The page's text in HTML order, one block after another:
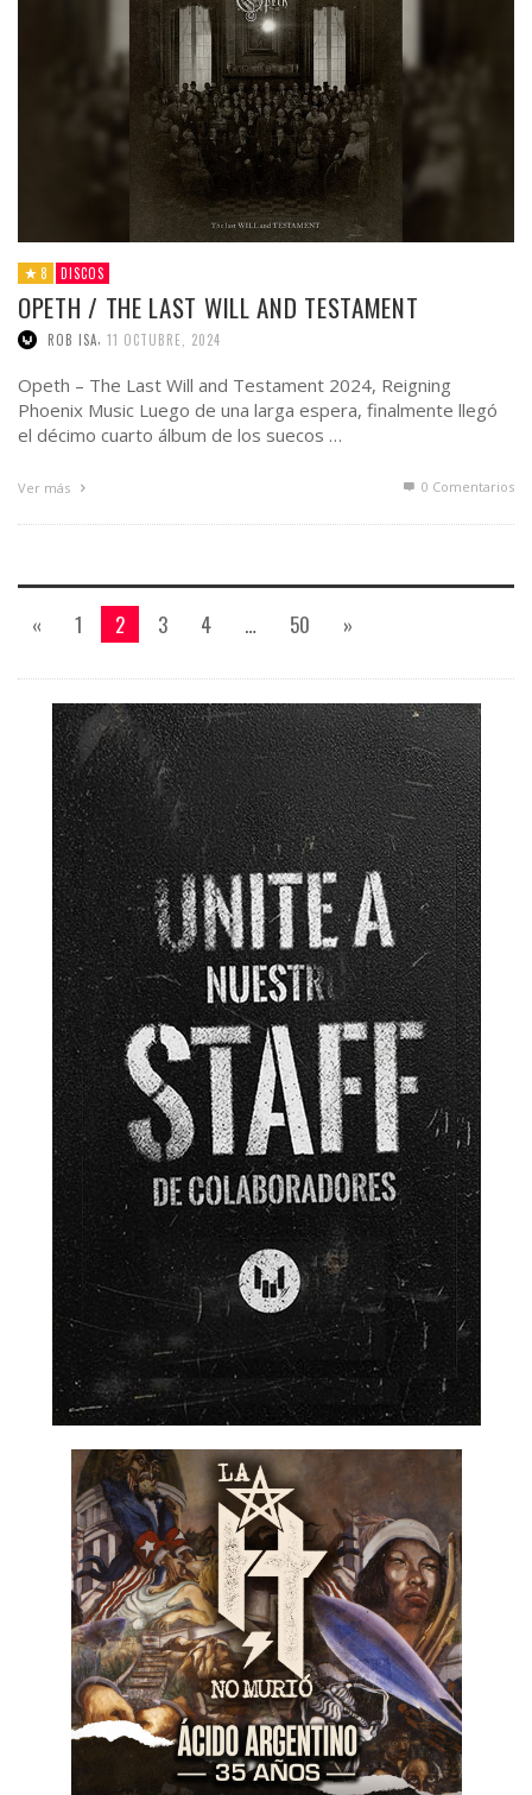
8 DISCOS
OPETH / THE LAST WILL AND TESTAMENT
ROB ISA 11 OCTUBRE, 2024
Opeth – The Last Will and Testament 2024, Reigning
Phoenix Music Luego de una larga espera, finalmente llegó
el décimo cuarto álbum de los suecos …
Ver más 0 Comentarios
« 1 2 3 4 … 50 »